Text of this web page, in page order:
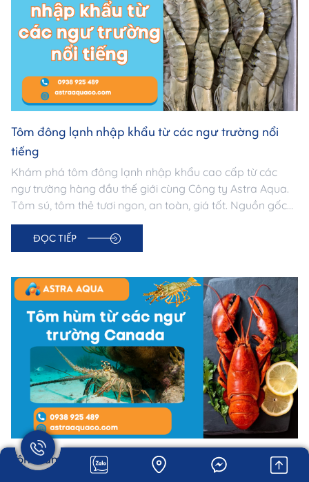
Tôm đông lạnh nhập khẩu từ các ngư trường nổi
tiếng
Khám phá tôm đông lạnh nhập khẩu cao cấp từ các
ngư trường hàng đầu thế giới cùng Công ty Astra Aqua.
Tôm sú, tôm thẻ tươi ngon, an toàn, giá tốt. Nguồn gốc
minh bạch – Đạt chuẩn xuất khẩu.
ĐỌC TIẾP
Tôm hùm từ các ngư trường Canada